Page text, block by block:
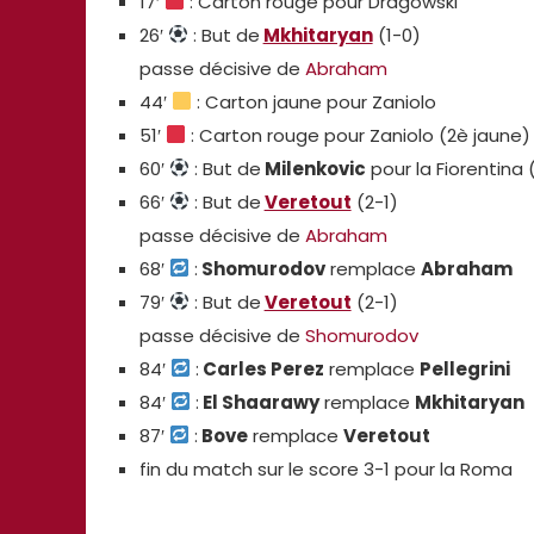
26′
: But de Mkhitaryan(1-0)
passe décisive de Abraham
44′
: Carton jaune pour Zaniolo
51′
: Carton rouge pour Zaniolo (2è jaune)
60′
: But de Milenkovic pour la Fiorentina
66′
: But deVeretout (2-1)
passe décisive de Abraham
68′
: Shomurodovremplace Abraham
79′
: But deVeretout (2-1)
passe décisive de Shomurodov
84′
: Carles Perez remplace Pellegrini
84′
: El Shaarawyremplace Mkhitaryan
87′
: Boveremplace Veretout
fin du match sur le score 3-1 pour la Roma